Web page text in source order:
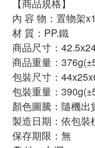
【商品規格】
內 容 物：置物架
材 質：PP.鐵
商品尺寸：
商品重量：
包裝尺寸：
包裝重量：
顏色圖騰：隨機出
製造日期：依包裝
保存期限：無